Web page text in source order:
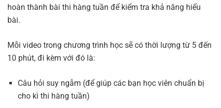
hoàn thành bài thi hàng tuần để kiểm tra khả năng hiểu
bài.
Mỗi video trong chương trình học sẽ có thời lượng từ 5 đến
10 phút, đi kèm với đó là:
Câu hỏi suy ngẫm (để giúp các bạn học viên chuẩn bị
cho kì thi hàng tuần)